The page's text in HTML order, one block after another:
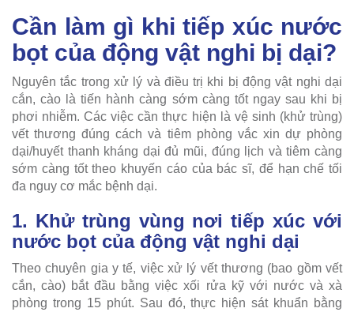
Cần làm gì khi tiếp xúc nước
bọt của động vật nghi bị dại?
Nguyên tắc trong xử lý và điều trị khi bị động vật nghi dại
cắn, cào là tiến hành càng sớm càng tốt ngay sau khi bị
phơi nhiễm. Các việc cần thực hiện là vệ sinh (khử trùng)
vết thương đúng cách và tiêm phòng vắc xin dự phòng
dại/huyết thanh kháng dại đủ mũi, đúng lịch và tiêm càng
sớm càng tốt theo khuyến cáo của bác sĩ, để hạn chế tối
đa nguy cơ mắc bệnh dại.
1. Khử trùng vùng nơi tiếp xúc với
nước bọt của động vật nghi dại
Theo chuyên gia y tế, việc xử lý vết thương (bao gồm vết
cắn, cào) bắt đầu bằng việc xối rửa kỹ với nước và xà
phòng trong 15 phút. Sau đó, thực hiện sát khuẩn bằng